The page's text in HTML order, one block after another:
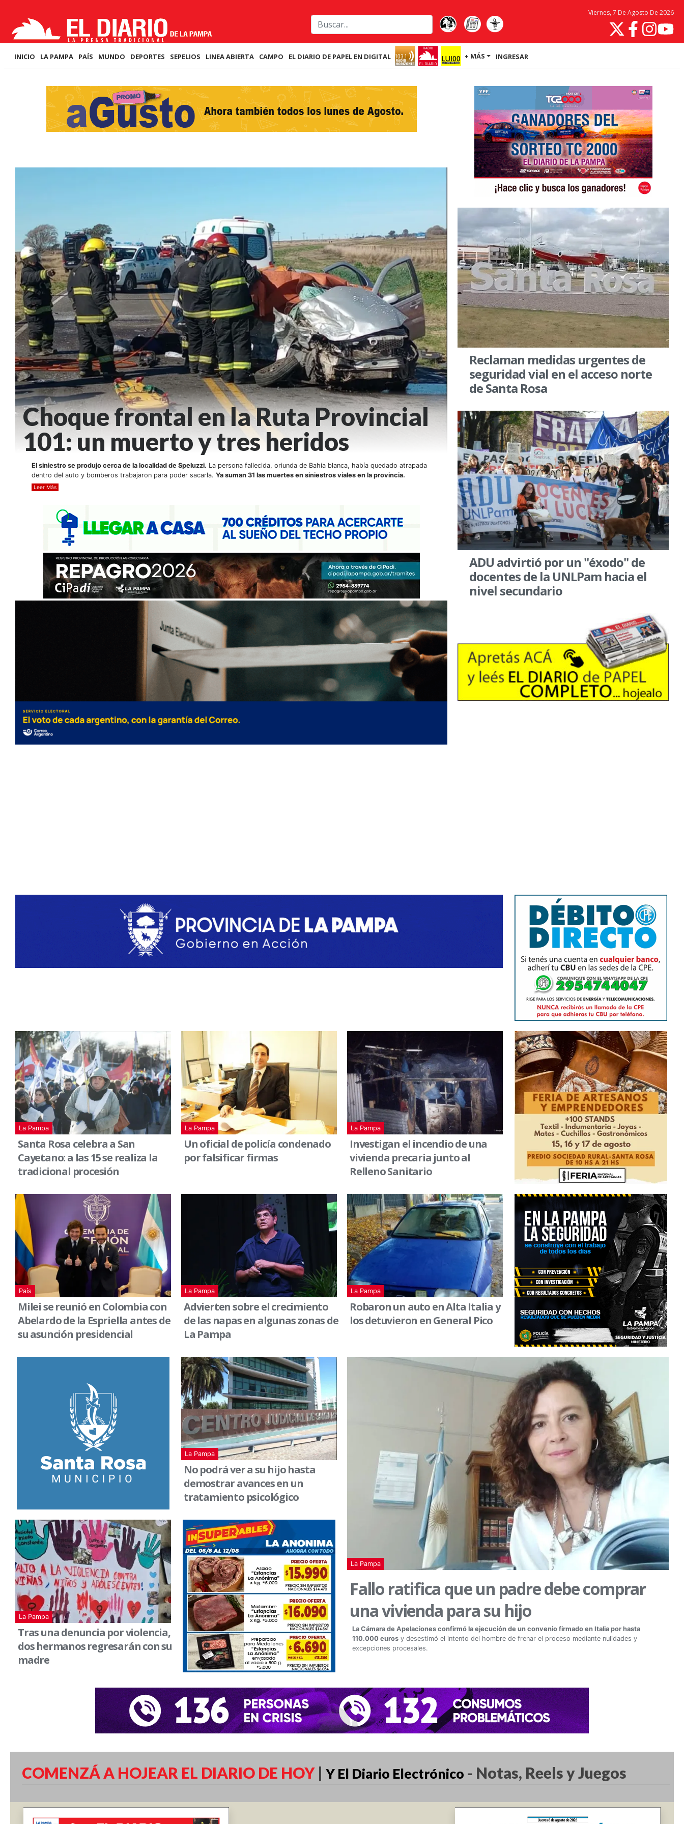
Viernes, 7 De Agosto De 2026
INICIO LA PAMPA PAÍS MUNDO DEPORTES SEPELIOS LINEA ABIERTA CAMPO EL DIARIO DE PAPEL EN DIGITAL + MÁS INGRESAR
Choque frontal en la Ruta Provincial
101: un muerto y tres heridos
El siniestro se produjo cerca de la localidad de Speluzzi. La persona fallecida, oriunda de Bahía blanca, había quedado atrapada
dentro del auto y bomberos trabajaron para poder sacarla. Ya suman 31 las muertes en siniestros viales en la provincia.
Leer Más
Reclaman medidas urgentes de
seguridad vial en el acceso norte
de Santa Rosa
ADU advirtió por un "éxodo" de
docentes de la UNLPam hacia el
nivel secundario
La Pampa
Santa Rosa celebra a San
Cayetano: a las 15 se realiza la
tradicional procesión
La Pampa
Un oficial de policía condenado
por falsificar firmas
La Pampa
Investigan el incendio de una
vivienda precaria junto al
Relleno Sanitario
País
Milei se reunió en Colombia con
Abelardo de la Espriella antes de
su asunción presidencial
La Pampa
Advierten sobre el crecimiento
de las napas en algunas zonas de
La Pampa
La Pampa
Robaron un auto en Alta Italia y
los detuvieron en General Pico
La Pampa
No podrá ver a su hijo hasta
demostrar avances en un
tratamiento psicológico
La Pampa
Tras una denuncia por violencia,
dos hermanos regresarán con su
madre
La Pampa
Fallo ratifica que un padre debe comprar
una vivienda para su hijo
La Cámara de Apelaciones confirmó la ejecución de un convenio firmado en Italia por hasta
110.000 euros y desestimó el intento del hombre de frenar el proceso mediante nulidades y
excepciones procesales.
COMENZÁ A HOJEAR EL DIARIO DE HOY | Y El Diario Electrónico - Notas, Reels y Juegos